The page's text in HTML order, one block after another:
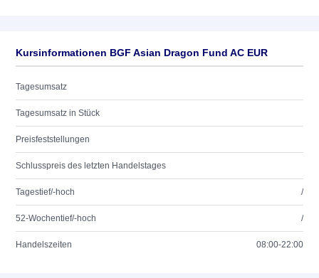
Kursinformationen BGF Asian Dragon Fund AC EUR
Tagesumsatz
Tagesumsatz in Stück
Preisfeststellungen
Schlusspreis des letzten Handelstages
Tagestief/-hoch /
52-Wochentief/-hoch /
Handelszeiten 08:00-22:00